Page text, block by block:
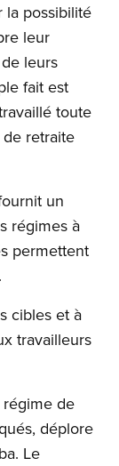
la possibilité
leur
leurs
fait est
toute
retraite
un
régimes à
permettent
cibles et à
travailleurs
régime de
déplore
Le